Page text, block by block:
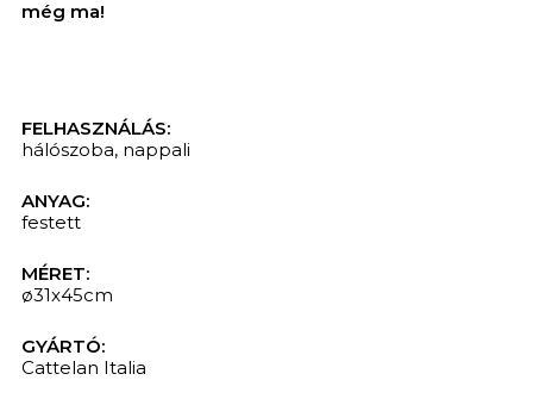
még ma!
FELHASZNÁLÁS:
hálószoba, nappali
ANYAG:
festett
MÉRET:
ø31x45cm
GYÁRTÓ:
Cattelan Italia